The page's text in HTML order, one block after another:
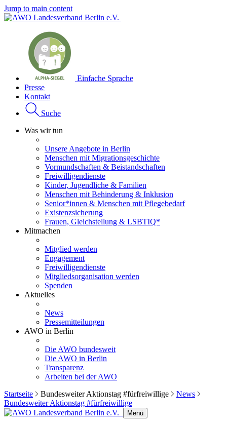
Jump to main content
Einfache Sprache
Presse
Kontakt
Suche
Was wir tun
Unsere Angebote in Berlin
Menschen mit Migrationsgeschichte
Vormundschaften & Beistandschaften
Freiwilligendienste
Kinder, Jugendliche & Familien
Menschen mit Behinderung & Inklusion
Senior*innen & Menschen mit Pflegebedarf
Existenzsicherung
Frauen, Gleichstellung & LSBTIQ*
Mitmachen
Mitglied werden
Engagement
Freiwilligendienste
Mitgliedsorganisation werden
Spenden
Aktuelles
News
Pressemitteilungen
AWO in Berlin
Die AWO bundesweit
Die AWO in Berlin
Transparenz
Arbeiten bei der AWO
Startseite
Bundesweiter Aktionstag #fürfreiwillige
News
Bundesweiter Aktionstag #fürfreiwillige
Menü